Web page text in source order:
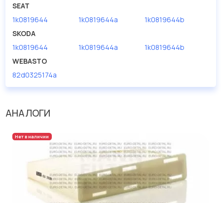
SEAT
1k0819644
1k0819644a
1k0819644b
SKODA
1k0819644
1k0819644a
1k0819644b
WEBASTO
82d0325174a
АНАЛОГИ
Нет в наличии